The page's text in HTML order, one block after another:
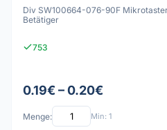
Div SW100664-076-90F
Betätiger
753
0.19€ – 0.20€
Menge: Min: 1